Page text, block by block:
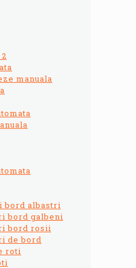
manuala
bord albastri
bord galbeni
bord rosii
de bord
roti